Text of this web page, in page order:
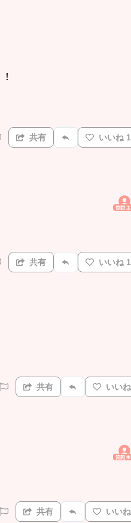
共有 いいね 1
質問主
共有 いいね 1
共有 いいね
質問主
共有 いいね